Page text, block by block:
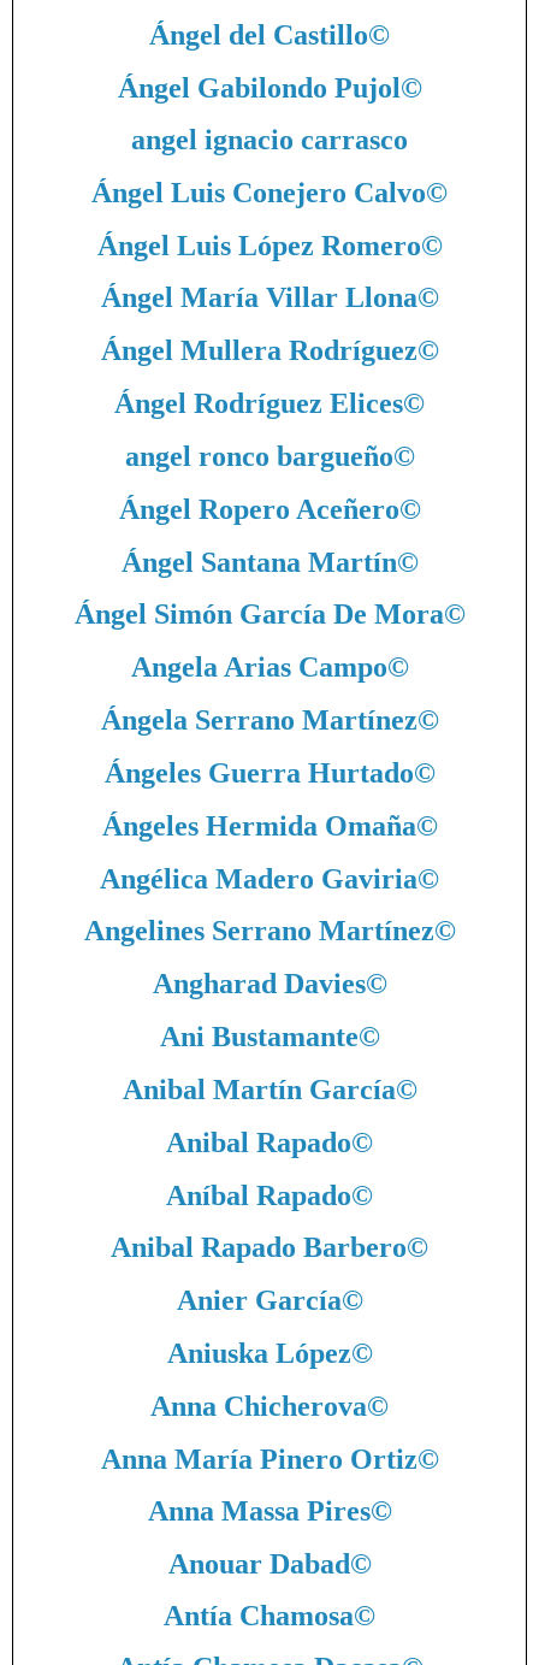
Ángel del Castillo©
Ángel Gabilondo Pujol ©
angel ignacio carrasco
Ángel Luis Conejero Calvo©
Ángel Luis López Romero©
Ángel María Villar Llona©
Ángel Mullera Rodríguez©
Ángel Rodríguez Elices©
angel ronco bargueño©
Ángel Ropero Aceñero©
Ángel Santana Martín©
Ángel Simón García De Mora©
Angela Arias Campo©
Ángela Serrano Martínez©
Ángeles Guerra Hurtado©
Ángeles Hermida Omaña©
Angélica Madero Gaviria©
Angelines Serrano Martínez©
Angharad Davies©
Ani Bustamante©
Anibal Martín García©
Anibal Rapado©
Aníbal Rapado©
Anibal Rapado Barbero©
Anier García©
Aniuska López©
Anna Chicherova©
Anna María Pinero Ortiz©
Anna Massa Pires©
Anouar Dabad©
Antía Chamosa©